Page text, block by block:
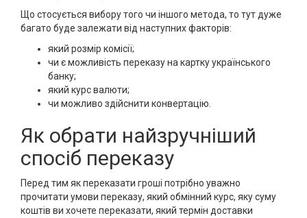
Що стосується вибору того чи іншого метода, то тут дуже
багато буде залежати від наступних факторів:
який розмір комісії;
чи є можливість переказу на картку українського
банку;
який курс валюти;
чи можливо здійснити конвертацію.
Як обрати найзручніший
спосіб переказу
Перед тим як переказати гроші потрібно уважно
прочитати умови переказу, який обмінний курс, яку суму
коштів ви хочете переказати, який термін доставки